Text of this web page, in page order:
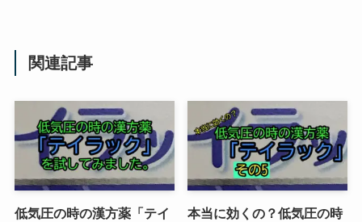
関連記事
低気圧の時の漢方薬「テイ
本当に効くの？低気圧の時